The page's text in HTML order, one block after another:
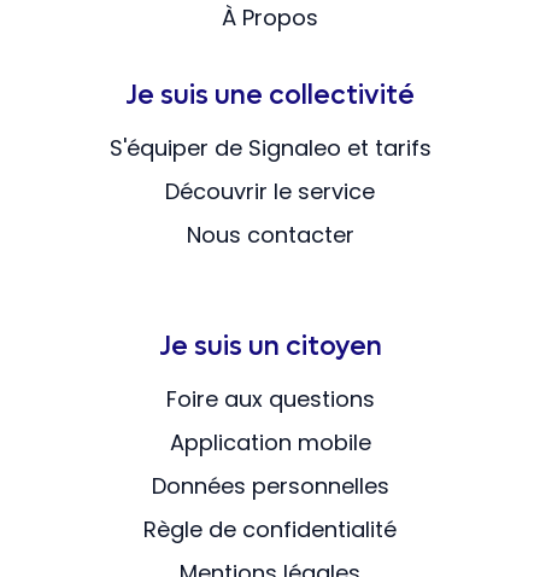
À Propos
Je suis une collectivité
S'équiper de Signaleo et tarifs
Découvrir le service
Nous contacter
Je suis un citoyen
Foire aux questions
Application mobile
Données personnelles
Règle de confidentialité